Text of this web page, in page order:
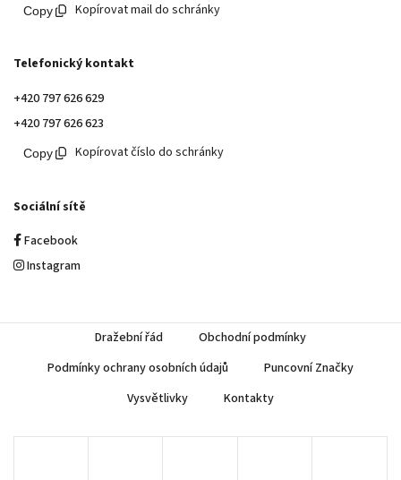
Kopírovat mail do schránky
Telefonický kontakt
+420 797 626 629
+420 797 626 623
Kopírovat číslo do schránky
Sociální sítě
Facebook
Instagram
Dražební řád
Obchodní podmínky
Podmínky ochrany osobních údajů
Puncovní Značky
Vysvětlivky
Kontakty